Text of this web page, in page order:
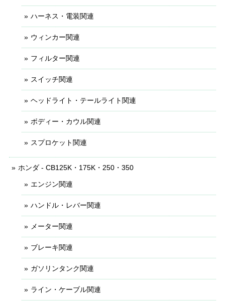
ハーネス・電装関連
ウィンカー関連
フィルター関連
スイッチ関連
ヘッドライト・テールライト関連
ボディー・カウル関連
スプロケット関連
ホンダ - CB125K・175K・250・350
エンジン関連
ハンドル・レバー関連
メーター関連
ブレーキ関連
ガソリンタンク関連
ライン・ケーブル関連